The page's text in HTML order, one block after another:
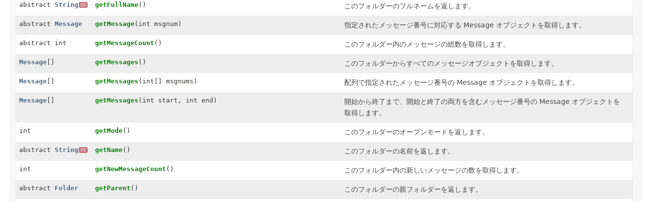
abstract String SE getFullName() このフォルダーのフルネームを返します。
abstract Message getMessage(int msgnum) 指定されたメッセージ番号に対応する Message オブジェクトを取得します。
abstract int getMessageCount () このフォルダー内のメッセージの総数を取得します。
Message [] getMessages () このフォルダーからすべてのメッセージオブジェクトを取得します。
Message [] getMessages (int[] msgnums) 配列で指定されたメッセージ番号の Message オブジェクトを取得します。
Message [] getMessages (int start, int end)
開始から終了まで、開始と終了の両方を含むメッセージ番号の Message オブジェクトを
取得します。
int getMode() このフォルダーのオープンモードを返します。
abstract String SE getName() このフォルダーの名前を返します。
int getNewMessageCount () このフォルダー内の新しいメッセージの数を取得します。
abstract Folder getParent () このフォルダーの親フォルダーを返します。